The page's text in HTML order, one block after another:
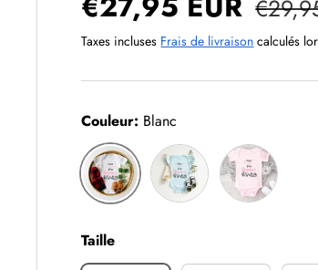
Taxes incluses Frais de livraison calculés
Couleur: Blanc
Blanc
Bleu Rose
Taille